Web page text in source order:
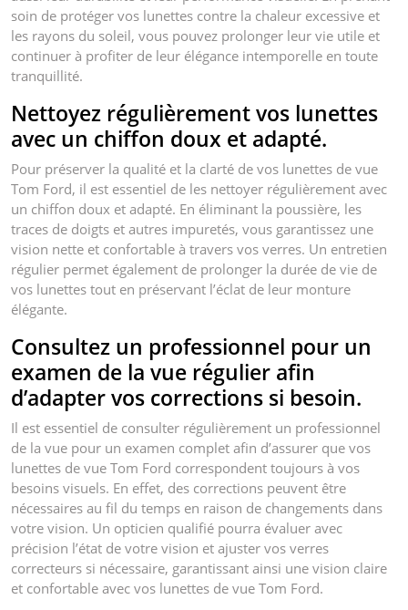
soin de protéger vos lunettes contre la chaleur excessive et
les rayons du soleil, vous pouvez prolonger leur vie utile et
continuer à profiter de leur élégance intemporelle en toute
tranquillité.
Nettoyez régulièrement vos lunettes
avec un chiffon doux et adapté.
Pour préserver la qualité et la clarté de vos lunettes de vue
Tom Ford, il est essentiel de les nettoyer régulièrement avec
un chiffon doux et adapté. En éliminant la poussière, les
traces de doigts et autres impuretés, vous garantissez une
vision nette et confortable à travers vos verres. Un entretien
régulier permet également de prolonger la durée de vie de
vos lunettes tout en préservant l’éclat de leur monture
élégante.
Consultez un professionnel pour un
examen de la vue régulier afin
d’adapter vos corrections si besoin.
Il est essentiel de consulter régulièrement un professionnel
de la vue pour un examen complet afin d’assurer que vos
lunettes de vue Tom Ford correspondent toujours à vos
besoins visuels. En effet, des corrections peuvent être
nécessaires au fil du temps en raison de changements dans
votre vision. Un opticien qualifié pourra évaluer avec
précision l’état de votre vision et ajuster vos verres
correcteurs si nécessaire, garantissant ainsi une vision claire
et confortable avec vos lunettes de vue Tom Ford.